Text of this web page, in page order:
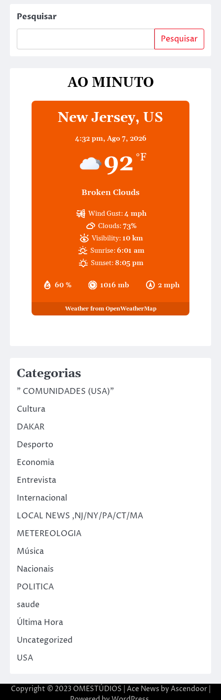
Pesquisar
Pesquisar
AO MINUTO
New Jersey, US
4:32 pm, Ago 7, 2026
92 °F
Broken Clouds
60 % 1016 mb 2 mph
Wind Gust:4 mph
Clouds:73%
Visibility: 10 km
Sunrise:6:01 am
Sunset:8:05 pm
Weather from OpenWeatherMap
Categorias
" COMUNIDADES (USA)"
Cultura
DAKAR
Desporto
Economia
Entrevista
Internacional
LOCAL NEWS ,NJ/NY/PA/CT/MA
METEREOLOGIA
Música
Nacionais
POLITICA
saude
Última Hora
Uncategorized
USA
Copyright © 2023 OMESTÚDIOS | Ace News by Ascendoor|